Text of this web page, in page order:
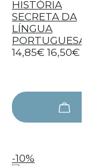
HISTÓRIA
SECRETA DA
LÍNGUA
PORTUGUESA
14,85€ 16,50€
-10%